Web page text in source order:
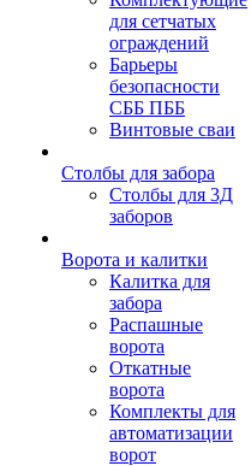
для сетчатых
ограждений
Барьеры
безопасности
СББ ПББ
Винтовые сваи
Столбы для забора
Столбы для 3Д
заборов
Ворота и калитки
Калитка для
забора
Распашные
ворота
Откатные
ворота
Комплекты для
автоматизации
ворот